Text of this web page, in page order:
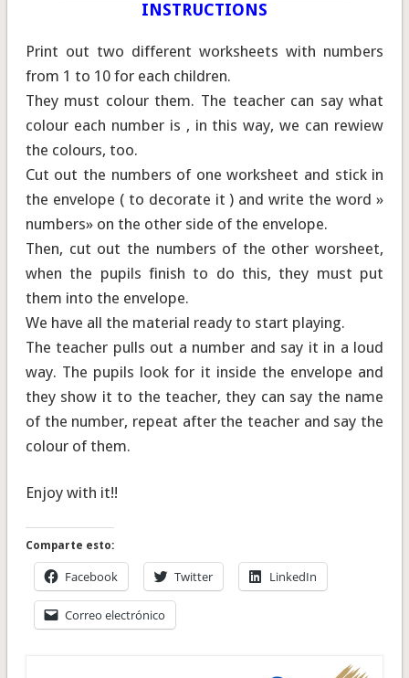
INSTRUCTIONS
Print out two different worksheets with numbers
from 1 to 10 for each children.
They must colour them. The teacher can say what
colour each number is , in this way, we can rewiew
the colours, too.
Cut out the numbers of one worksheet and stick in
the envelope ( to decorate it ) and write the word »
numbers» on the other side of the envelope.
Then, cut out the numbers of the other worsheet,
when the pupils finish to do this, they must put
them into the envelope.
We have all the material ready to start playing.
The teacher pulls out a number and say it in a loud
way. The pupils look for it inside the envelope and
they show it to the teacher, they can say the name
of the number, repeat after the teacher and say the
colour of them.
Enjoy with it!!
Comparte esto:
Facebook Twitter LinkedIn
Correo electrónico